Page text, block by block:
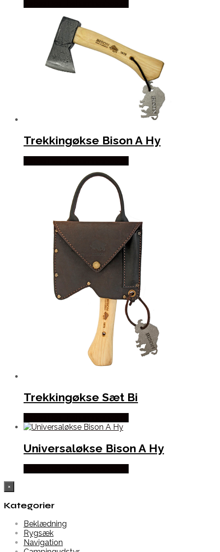
Trekkingøkse Bison A Hy
Trekkingøkse Sæt Bi
Universaløkse Bison A Hy
×
Kategorier
Beklædning
Rygsæk
Navigation